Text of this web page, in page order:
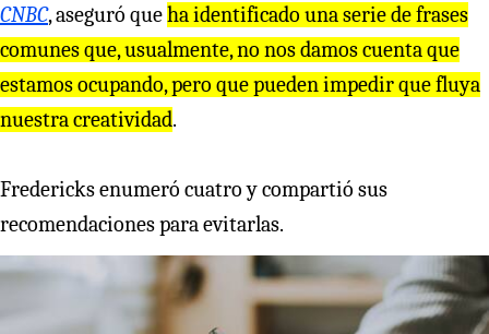
CNBC, aseguró queha identificado una serie de frases
comunes que, usualmente, no nos damos cuenta que
estamos ocupando, pero que pueden impedir que fluya
nuestra creatividad.
Fredericks enumeró cuatro y compartió sus
recomendaciones para evitarlas.